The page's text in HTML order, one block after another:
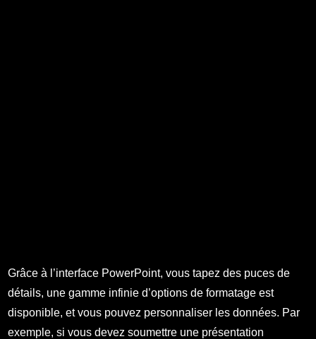
Grâce à l’interface PowerPoint, vous tapez des puces de
détails, une gamme infinie d’options de formatage est
disponible, et vous pouvez personnaliser les données. Par
exemple, si vous devez soumettre une présentation